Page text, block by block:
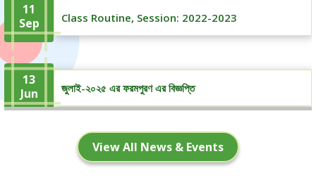
11
Sep
Class Routine, Session: 2022-2023
13
Jun
জুলাই-২০২৫ এর ফরমপুরণ এর বিজ্ঞপ্তি
ঈদ-উল- আযহা ছুটির নোটিশ
View All News & Events